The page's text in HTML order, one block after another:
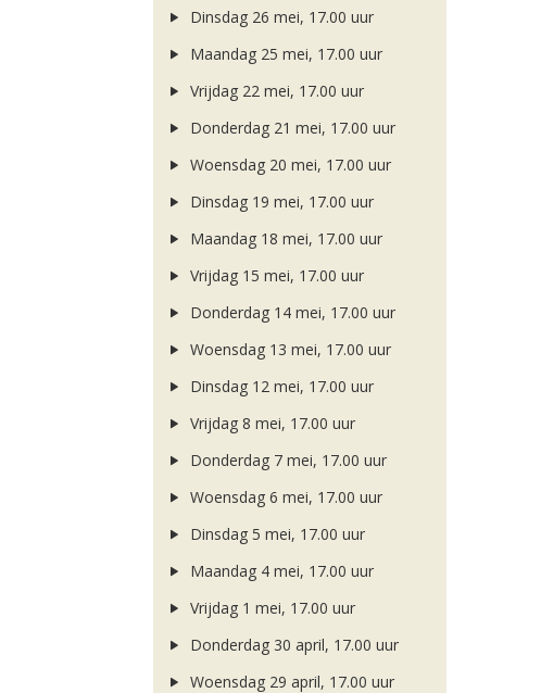
Dinsdag 26 mei, 17.00 uur
Maandag 25 mei, 17.00 uur
Vrijdag 22 mei, 17.00 uur
Donderdag 21 mei, 17.00 uur
Woensdag 20 mei, 17.00 uur
Dinsdag 19 mei, 17.00 uur
Maandag 18 mei, 17.00 uur
Vrijdag 15 mei, 17.00 uur
Donderdag 14 mei, 17.00 uur
Woensdag 13 mei, 17.00 uur
Dinsdag 12 mei, 17.00 uur
Vrijdag 8 mei, 17.00 uur
Donderdag 7 mei, 17.00 uur
Woensdag 6 mei, 17.00 uur
Dinsdag 5 mei, 17.00 uur
Maandag 4 mei, 17.00 uur
Vrijdag 1 mei, 17.00 uur
Donderdag 30 april, 17.00 uur
Woensdag 29 april, 17.00 uur